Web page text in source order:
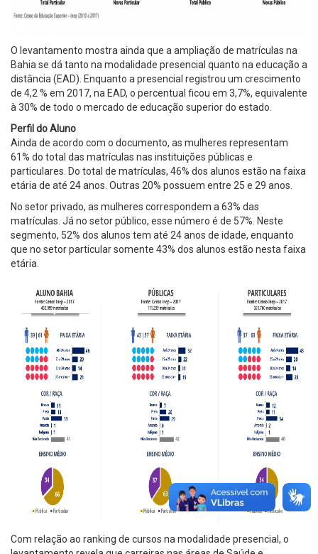
O levantamento mostra ainda que a ampliação de matrículas na
Bahia se dá tanto na modalidade presencial quanto na educação a
distância (EAD). Enquanto a presencial registrou um crescimento
de 4,2 % em 2017, na EAD, o percentual ficou em 3,7%, equivalente
à 30% de todo o mercado de educação superior do estado.
Perfil do Aluno
Ainda de acordo com o documento, as mulheres representam
61% do total das matrículas nas instituições públicas e
particulares. Do total de matrículas, 46% dos alunos estão na faixa
etária de até 24 anos. Outras 20% possuem entre 25 e 29 anos.
No setor privado, as mulheres correspondem a 63% das
matrículas. Já no setor público, esse número é de 57%. Neste
segmento, 52% dos alunos tem até 24 anos de idade, enquanto
que no setor particular somente 43% dos alunos estão nesta faixa
etária.
Com relação ao ranking de cursos na modalidade presencial, o